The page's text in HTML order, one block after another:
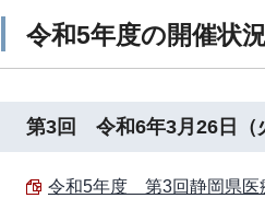
令和5年度の開催状
第3回 令和6年3月26日（
令和5年度 第3回静岡県医